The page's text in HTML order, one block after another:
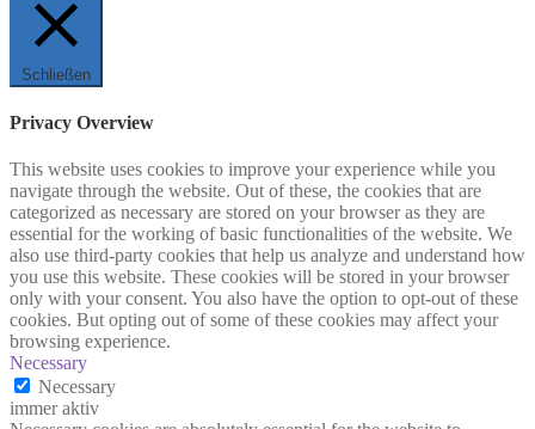
Schließen
Privacy Overview
This website uses cookies to improve your experience while you
navigate through the website. Out of these, the cookies that are
categorized as necessary are stored on your browser as they are
essential for the working of basic functionalities of the website. We
also use third-party cookies that help us analyze and understand how
you use this website. These cookies will be stored in your browser
only with your consent. You also have the option to opt-out of these
cookies. But opting out of some of these cookies may affect your
browsing experience.
Necessary
Necessary
immer aktiv